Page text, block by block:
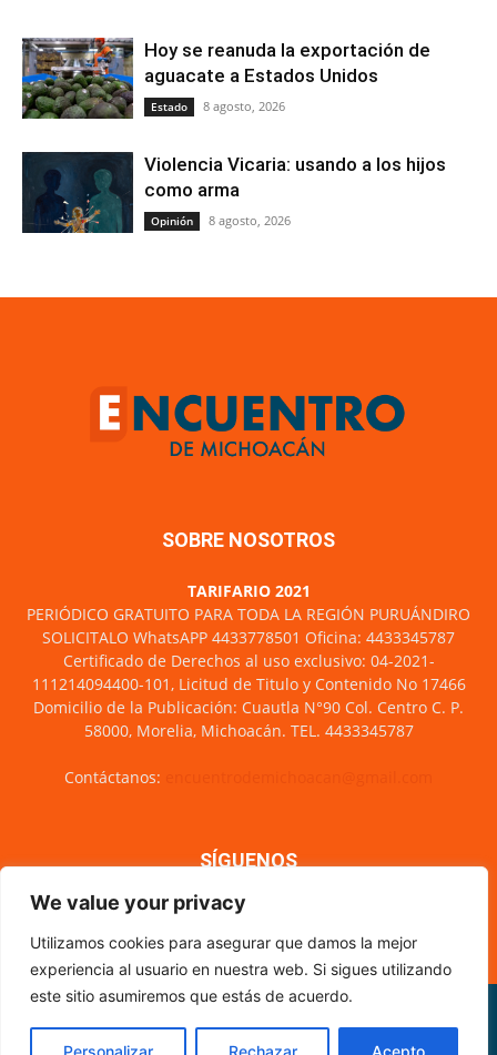
We value your privacy
Utilizamos cookies para asegurar que damos la mejor
experiencia al usuario en nuestra web. Si sigues utilizando
este sitio asumiremos que estás de acuerdo.
Personalizar Rechazar Acepto
Hoy se reanuda la exportación de
aguacate a Estados Unidos
Estado 8 agosto, 2026
Violencia Vicaria: usando a los hijos
como arma
Opinión 8 agosto, 2026
SOBRE NOSOTROS
TARIFARIO 2021
PERIÓDICO GRATUITO PARA TODA LA REGIÓN PURUÁNDIRO
SOLICITALO WhatsAPP 4433778501 Oficina: 4433345787
Certificado de Derechos al uso exclusivo: 04-2021-
111214094400-101, Licitud de Titulo y Contenido No 17466
Domicilio de la Publicación: Cuautla N°90 Col. Centro C. P.
58000, Morelia, Michoacán. TEL. 4433345787
Contáctanos:
SÍGUENOS
Nosotros
CÓDIGO DE ÉTICA PERIODÍSTICA
XML Sitemap